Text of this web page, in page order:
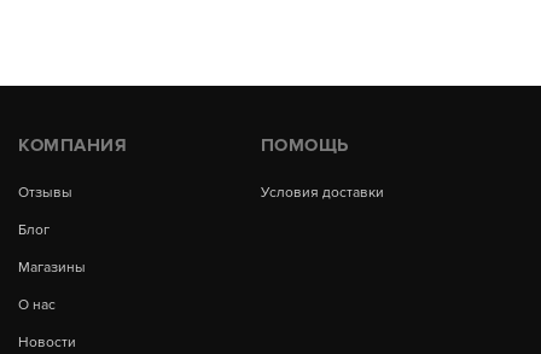
КОМПАНИЯ
Отзывы
Блог
Магазины
О нас
Новости
ПОМОЩЬ
Условия доставки